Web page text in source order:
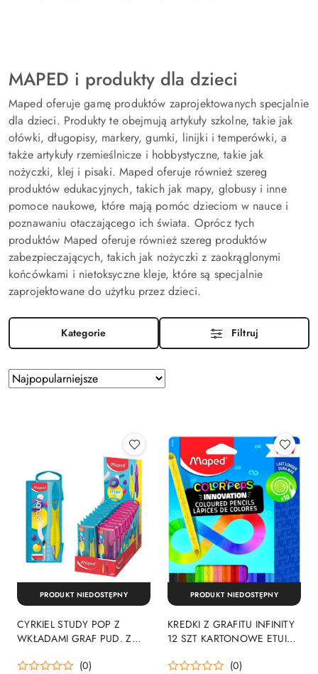
MAPED i produkty dla dzieci
Maped oferuje gamę produktów zaprojektowanych specjalnie
dla dzieci. Produkty te obejmują artykuły szkolne, takie jak
ołówki, długopisy, markery, gumki, linijki i temperówki, a
także artykuły rzemieślnicze i hobbystyczne, takie jak
nożyczki, klej i pisaki. Maped oferuje również szereg
produktów edukacyjnych, takich jak mapy, globusy i inne
pomoce naukowe, które mają pomóc dzieciom w nauce i
poznawaniu otaczającego ich świata. Oprócz tych
produktów Maped oferuje również szereg produktów
zabezpieczających, takich jak nożyczki z zaokrąglonymi
końcówkami i nietoksyczne kleje, które są specjalnie
zaprojektowane do użytku przez dzieci.
Kategorie Filtruj
Zastosowano
sortowanie:
Sortuj
według
CYRKIEL STUDY POP Z
WKŁADAMI GRAF PUD. Z
(0)
PRODUKT NIEDOSTĘPNY
KREDKI Z GRAFITU INFINITY
12 SZT KARTONOWE ETUI
(0)
PRODUKT NIEDOSTĘPNY